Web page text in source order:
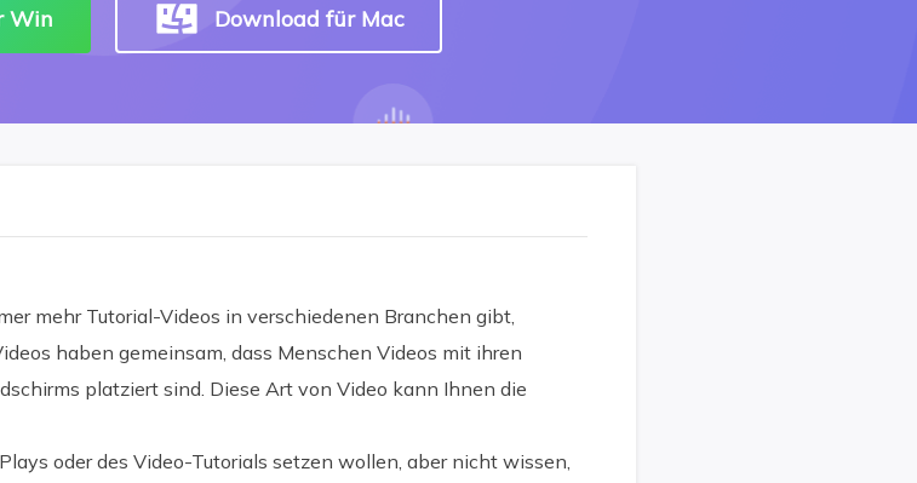
Win Download für Mac
mehr Tutorial-Videos in verschiedenen Branchen gibt,
haben gemeinsam, dass Menschen Videos mit ihren
platziert sind. Diese Art von Video kann Ihnen die
oder des Video-Tutorials setzen wollen, aber nicht wissen,